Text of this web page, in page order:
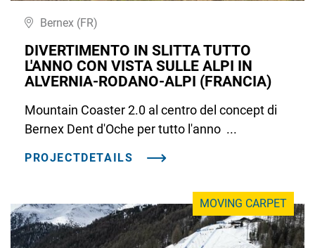
Bernex (FR)
DIVERTIMENTO IN SLITTA TUTTO
L'ANNO CON VISTA SULLE ALPI IN
ALVERNIA-RODANO-ALPI (FRANCIA)
Mountain Coaster 2.0 al centro del concept di
Bernex Dent d'Oche per tutto l'anno ...
PROJECTDETAILS
MOVING CARPET